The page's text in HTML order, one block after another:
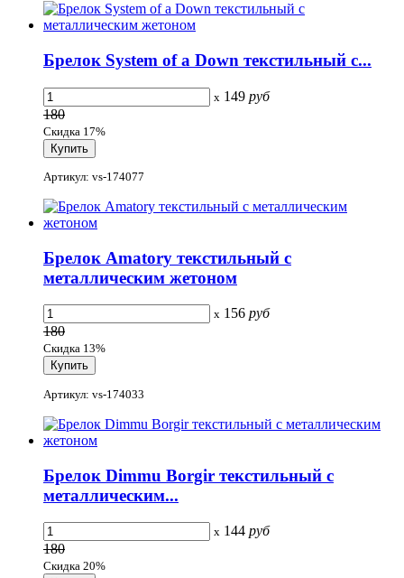
Брелок System of a Down текстильный с...
x 149 руб
180
Скидка 17%
Артикул: vs-174077
Брелок Amatory текстильный с
металлическим жетоном
x 156 руб
180
Скидка 13%
Артикул: vs-174033
Брелок Dimmu Borgir текстильный с
металлическим...
x 144 руб
180
Скидка 20%